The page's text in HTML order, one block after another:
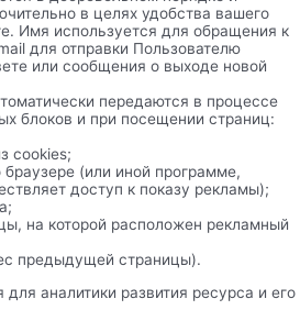
в целях удобства вашего
Имя используется для обращения к
для отправки Пользователю
или сообщения о выходе новой
передаются в процессе
блоков и при посещении страниц:
cookies;
(или иной программе,
доступ к показу рекламы);
на которой расположен рекламный
предыдущей страницы).
аналитики развития ресурса и его